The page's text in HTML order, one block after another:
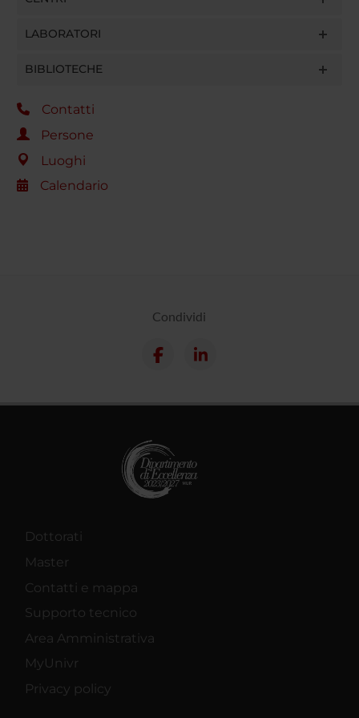
LABORATORI
BIBLIOTECHE
Contatti
Persone
Luoghi
Calendario
Condividi
Dottorati
Master
Contatti e mappa
Supporto tecnico
Area Amministrativa
MyUnivr
Privacy policy